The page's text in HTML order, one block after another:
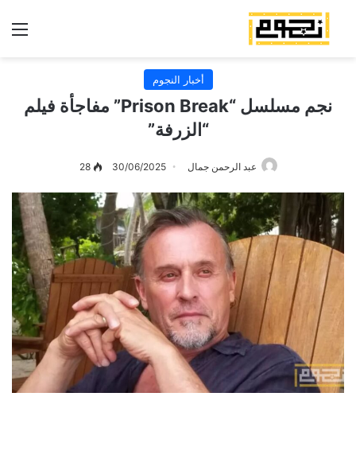
أخبار النجوم
نجم مسلسل “Prison Break” مفاجأة فيلم
“الزرفة”
عبد الرحمن جمال 30/06/2025
28